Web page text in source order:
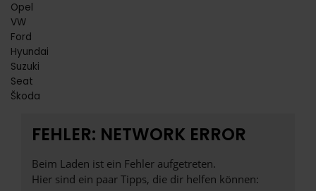
Opel
VW
Ford
Hyundai
Suzuki
Seat
Škoda
FEHLER: NETWORK ERROR
Beim Laden ist ein Fehler aufgetreten.
Hier sind ein paar Tipps, die dir helfen können: